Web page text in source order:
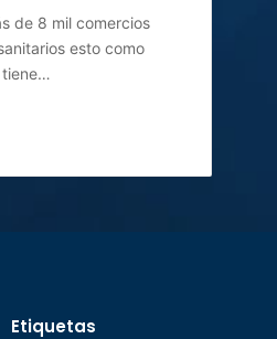
de 8 mil comercios
esto como
Etiquetas